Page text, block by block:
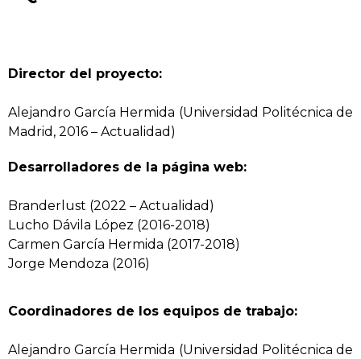
Director del proyecto:
Alejandro García Hermida (Universidad Politécnica de
Madrid, 2016 – Actualidad)
Desarrolladores de la página web:
Branderlust (2022 – Actualidad)
Lucho Dávila López (2016-2018)
Carmen García Hermida (2017-2018)
Jorge Mendoza (2016)
Coordinadores de los equipos de trabajo:
Alejandro García Hermida (Universidad Politécnica de